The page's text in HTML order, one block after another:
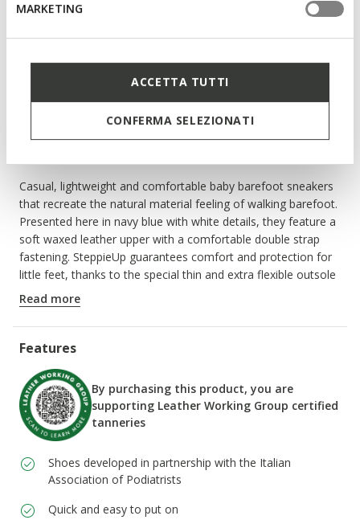
MARKETING
ACCETTA TUTTI
CONFERMA SELEZIONATI
NOT SHOPPABLE
We are sorry! It is not possible to purchase this item in the
Casual, lightweight and comfortable baby barefoot sneakers
that recreate the natural material feeling of walking barefoot.
Presented here in navy blue with white details, they feature a
soft waxed leather upper with a comfortable double strap
fastening. SteppieUp guarantees comfort and protection for
little feet, thanks to the special thin and extra flexible outsole
and reinforced toe.
ITEM CODE:
Read more
Features
By purchasing this product, you are
supporting Leather Working Group certified
tanneries
Shoes developed in partnership with the Italian
Association of Podiatrists
Quick and easy to put on